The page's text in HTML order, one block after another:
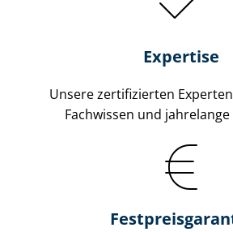
Expertise
Unsere zertifizierten
Fachwissen und